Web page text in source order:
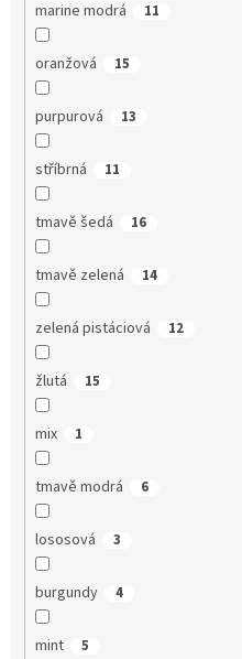
marine modrá 11
oranžová 15
purpurová 13
stříbrná 11
tmavě šedá 16
tmavě zelená 14
zelená pistáciová 12
žlutá 15
mix 1
tmavě modrá 6
lososová 3
burgundy 4
mint 5